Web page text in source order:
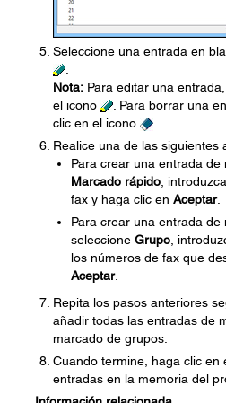
Seleccione una entrada en
Nota: Para editar una
el icono
. Para borrar una
clic en el icono
Realice una de las siguientes
Para crear una entrada
Marcado rápido ,
fax y haga clic en Aceptar.
Para crear una entrada de
seleccione Grupo ,
los números de fax que
Aceptar.
Repita los pasos anteriores
añadir todas las entradas de
marcado de grupos.
Cuando termine, haga clic en
entradas en la memoria del